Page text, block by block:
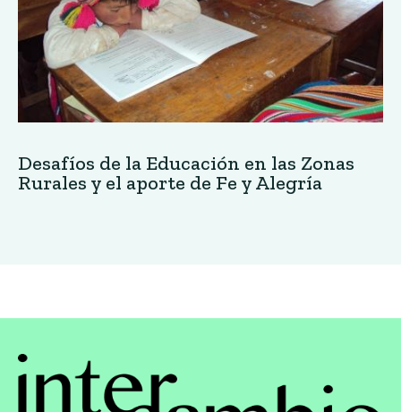
Desafíos de la Educación en las Zonas
Rurales y el aporte de Fe y Alegría